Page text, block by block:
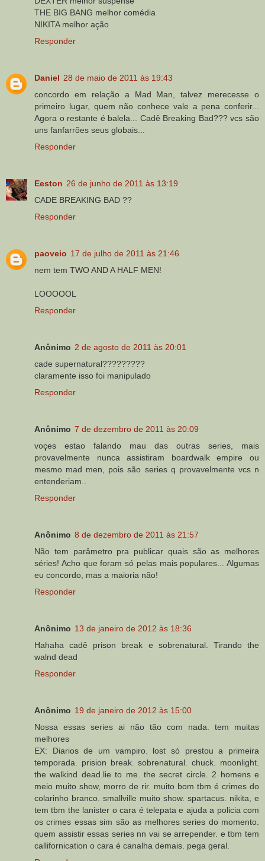
THE BIG BANG melhor comédia
NIKITA melhor ação
Responder
Daniel 28 de maio de 2011 às 19:43
concordo em relação a Mad Man, talvez merecesse o
primeiro lugar, quem não conhece vale a pena conferir...
Agora o restante é balela... Cadê Breaking Bad??? vcs são
uns fanfarrões seus globais...
Responder
Eeston 26 de junho de 2011 às 13:19
CADE BREAKING BAD ??
Responder
paoveio 17 de julho de 2011 às 21:46
nem tem TWO AND A HALF MEN!
LOOOOOL
Responder
Anônimo 2 de agosto de 2011 às 20:01
cade supernatural?????????
claramente isso foi manipulado
Responder
Anônimo 7 de dezembro de 2011 às 20:09
voçes estao falando mau das outras series, mais
provavelmente nunca assistiram boardwalk empire ou
mesmo mad men, pois são series q provavelmente vcs n
entenderiam..
Responder
Anônimo 8 de dezembro de 2011 às 21:57
Não tem parâmetro pra publicar quais são as melhores
séries! Acho que foram só pelas mais populares... Algumas
eu concordo, mas a maioria não!
Responder
Anônimo 13 de janeiro de 2012 às 18:36
Hahaha cadê prison break e sobrenatural. Tirando the
walnd dead
Responder
Anônimo 19 de janeiro de 2012 às 15:00
Nossa essas series ai não tão com nada. tem muitas
melhores
EX: Diarios de um vampiro. lost só prestou a primeira
temporada. prision break. sobrenatural. chuck. moonlight.
the walkind dead.lie to me. the secret circle. 2 homens e
meio muito show, morro de rir. muito bom tbm é crimes do
colarinho branco. smallville muito show. spartacus. nikita, e
tem tbm the lanister o cara é telepata e ajuda a policia com
os crimes essas sim são as melhores series do momento.
quem assistir essas series nn vai se arrepender. e tbm tem
callifornication o cara é canalha demais. pega geral.